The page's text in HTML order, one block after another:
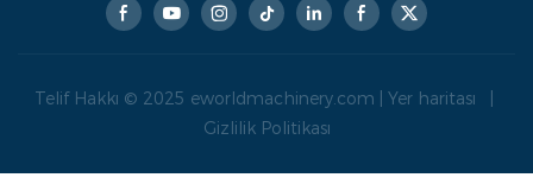
Telif Hakkı © 2025 eworldmachinery.com Yer haritası
Gizlilik Politikası